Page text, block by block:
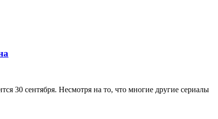
30 сентября. Несмотря на то, что многие другие сериалы